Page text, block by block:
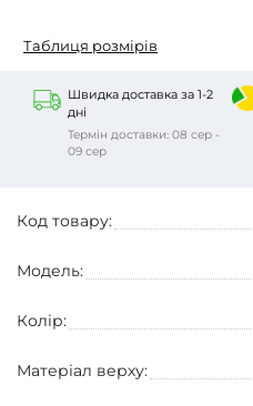
Таблиця розмірів
Швидка доставка за 1-2
дні
Термін доставки: 08 сер -
09 сер
Код товару:
Модель:
Колір:
Матеріал верху: